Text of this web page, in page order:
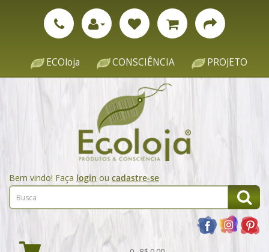
ECOloja CONSCIÊNCIA PROJETO
Bem vindo! Faça login ou cadastre-se